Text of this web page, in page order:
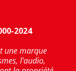
2024
une marque
l'audio,